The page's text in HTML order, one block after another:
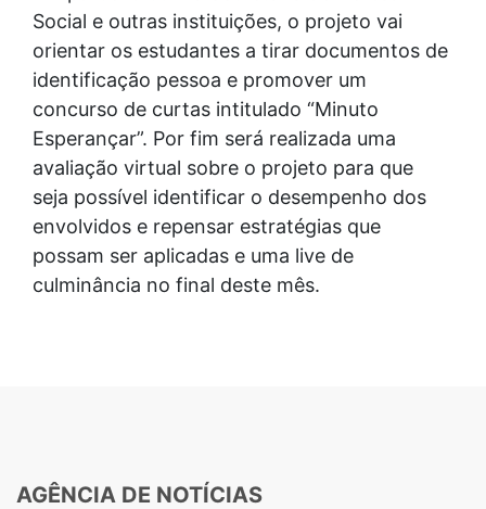
Social e outras instituições, o projeto vai
orientar os estudantes a tirar documentos de
identificação pessoa e promover um
concurso de curtas intitulado “Minuto
Esperançar”. Por fim será realizada uma
avaliação virtual sobre o projeto para que
seja possível identificar o desempenho dos
envolvidos e repensar estratégias que
possam ser aplicadas e uma live de
culminância no final deste mês.
AGÊNCIA DE NOTÍCIAS